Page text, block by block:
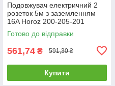
Подовжувач електричний 2
розеток 5м з заземленням
16A Horoz 200-205-201
Готово до відправки
561,74 ₴ 591,30 ₴
Купити